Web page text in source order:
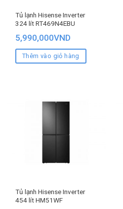
Tủ lạnh Hisense Inverter
324 lít RT469N4EBU
5,990,000VND
Thêm vào giỏ hàng
Tủ lạnh Hisense Inverter
454 lít HM51WF